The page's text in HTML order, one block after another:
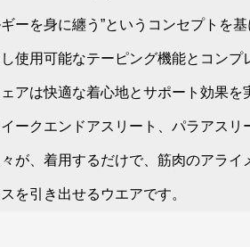
ーを身に纏う”というコンセプトを
使用可能なテーピング機能とコン
ェアは快適な着心地とサポート効果
イークエンドアスリート、パラアス
が、着用するだけで、筋肉のアラ
を引き出せるウエアです。